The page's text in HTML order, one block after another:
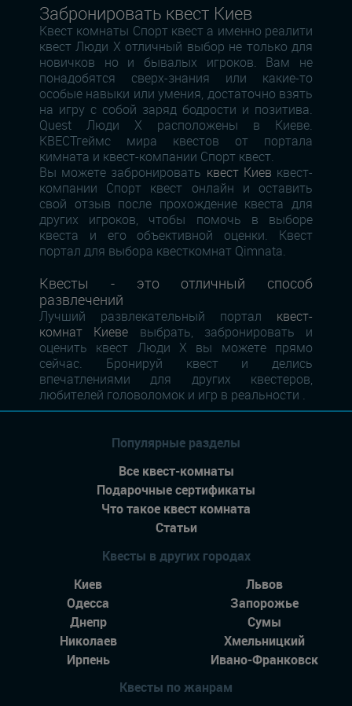
Забронировать квест Киев
Квест комнаты Спорт квест а именно реалити
квест Люди Х отличный выбор не только для
новичков но и бывалых игроков. Вам не
понадобятся сверх-знания или какие-то
особые навыки или умения, достаточно взять
на игру с собой заряд бодрости и позитива.
Quest Люди Х расположены в Киеве.
КВЕСТгеймс мира квестов от портала
кимната и квест-компании Спорт квест.
Вы можете забронировать квест Киев квест-
компании Спорт квест онлайн и оставить
свой отзыв после прохождение квеста для
других игроков, чтобы помочь в выборе
квеста и его объективной оценки. Квест
портал для выбора квесткомнат Qimnata.
Квесты - это отличный способ
развлечений
Лучший развлекательный портал квест-
комнат Киеве выбрать, забронировать и
оценить квест Люди Х вы можете прямо
сейчас. Бронируй квест и делись
впечатлениями для других квестеров,
любителей головоломок и игр в реальности .
Популярные разделы
Все квест-комнаты
Подарочные сертификаты
Что такое квест комната
Статьи
Квесты в других городах
Киев
Львов
Одесса
Запорожье
Днепр
Сумы
Николаев
Хмельницкий
Ирпень
Ивано-Франковск
Квесты по жанрам